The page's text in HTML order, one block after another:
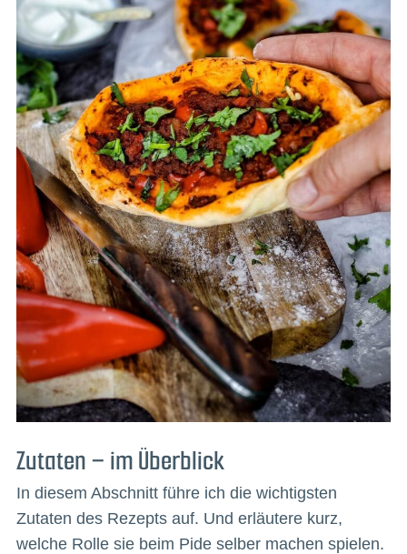
Zutaten – im Überblick
In diesem Abschnitt führe ich die wichtigsten
Zutaten des Rezepts auf. Und erläutere kurz,
welche Rolle sie beim Pide selber machen spielen.